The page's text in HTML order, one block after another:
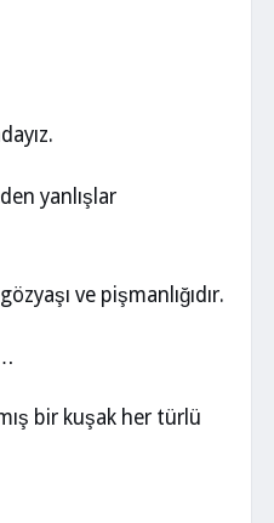
yanlışlar
ve pişmanlığıdır.
bir kuşak her türlü